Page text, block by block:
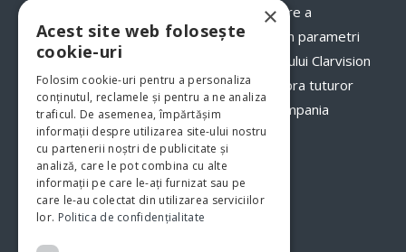
numerar, a termenelor de livrare și onorare a
comenzilor către clienții dumneavoastră, în parametri
optimi. Odată cu implementarea programului Clarvision
veți avea o imagine clară, în timp real asupra tuturor
proceselor şi fluxurilor de activităţi din compania
dumneavoastră.www.clarvision.ro
Str.Nicolae Titulescu 6, Bistrita
Tel. 0040-744-772139
×
Acest site web folosește
cookie-uri
Folosim cookie-uri pentru a personaliza
conținutul, reclamele și pentru a ne analiza
traficul. De asemenea, împărtășim
informații despre utilizarea site-ului nostru
cu partenerii noștri de publicitate și
analiză, care le pot combina cu alte
informații pe care le-ați furnizat sau pe
care le-au colectat din utilizarea serviciilor
lor. Politica de confidențialitate